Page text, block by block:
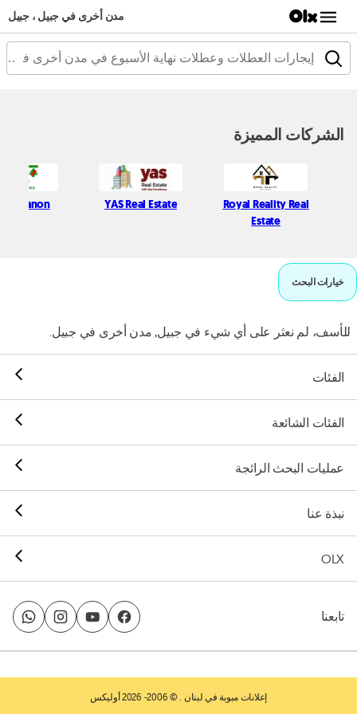
مدن أخرى في جبيل ، جبيل
الشركات المميزة
Royal Reality Real
Estate
YAS Real Estate
Lebanon
خيارات البحث
للأسف، لم نعثر على أي شيء في جبيل, مدن أخرى في جبيل.
الفئات
الفئات الشائعة
عمليات البحث الرائجة
نبذة عنا
OLX
تابعنا
إعلانات مبوبة في لبنان . © 2006- 2026 أوليكس